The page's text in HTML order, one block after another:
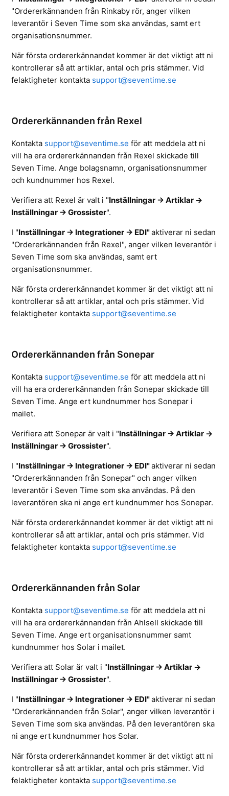
"Ordererkännanden från Rinkaby rör, anger vilken
leverantör i Seven Time som ska användas, samt ert
organisationsnummer.
När första ordererkännandet kommer är det viktigt att ni
kontrollerar så att artiklar, antal och pris stämmer. Vid
felaktigheter kontakta support@seventime.se
Ordererkännanden från Rexel
Kontakta support@seventime.se för att meddela att ni
vill ha era ordererkännanden från Rexel skickade till
Seven Time. Ange bolagsnamn, organisationsnummer
och kundnummer hos Rexel.
Verifiera att Rexel är valt i "Inställningar -> Artiklar ->
Inställningar -> Grossister".
I "Inställningar -> Integrationer -> EDI"aktiverar ni sedan
"Ordererkännanden från Rexel", anger vilken leverantör i
Seven Time som ska användas, samt ert
organisationsnummer.
När första ordererkännandet kommer är det viktigt att ni
kontrollerar så att artiklar, antal och pris stämmer. Vid
felaktigheter kontakta support@seventime.se
Ordererkännanden från Sonepar
Kontakta support@seventime.se för att meddela att ni
vill ha era ordererkännanden från Sonepar skickade till
Seven Time. Ange ert kundnummer hos Sonepar i
mailet.
Verifiera att Sonepar är valt i "Inställningar -> Artiklar ->
Inställningar -> Grossister".
I "Inställningar -> Integrationer -> EDI"aktiverar ni sedan
"Ordererkännanden från Sonepar" och anger vilken
leverantör i Seven Time som ska användas. På den
leverantören ska ni ange ert kundnummer hos Sonepar.
När första ordererkännandet kommer är det viktigt att ni
kontrollerar så att artiklar, antal och pris stämmer. Vid
felaktigheter kontakta support@seventime.se
Ordererkännanden från Solar
Kontakta support@seventime.se för att meddela att ni
vill ha era ordererkännanden från Ahlsell skickade till
Seven Time. Ange ert organisationsnummer samt
kundnummer hos Solar i mailet.
Verifiera att Solar är valt i "Inställningar -> Artiklar ->
Inställningar -> Grossister".
I "Inställningar -> Integrationer -> EDI"aktiverar ni sedan
"Ordererkännanden från Solar", anger vilken leverantör i
Seven Time som ska användas. På den leverantören ska
ni ange ert kundnummer hos Solar.
När första ordererkännandet kommer är det viktigt att ni
kontrollerar så att artiklar, antal och pris stämmer. Vid
felaktigheter kontakta support@seventime.se